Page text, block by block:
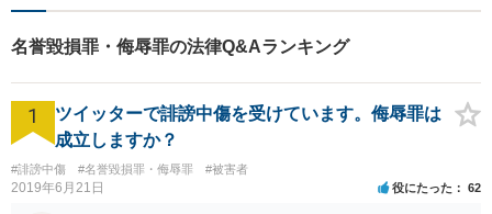
整理など企業に関わる問題を
幅広く取り扱っております。
どうぞお気軽にご相談くださ
い。
名誉毀損罪・侮辱罪の法律Q&Aランキング
1
ツイッターで誹謗中傷を受けています。侮辱罪は
成立しますか？
#誹謗中傷 #名誉毀損罪・侮辱罪 #被害者
2019年6月21日 役にたった 62